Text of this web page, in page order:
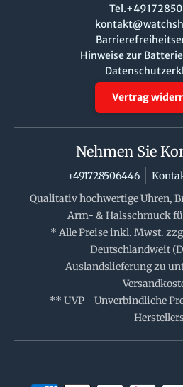
Hinweise zur
Vertrag
Nehmen Sie
+491728506446
Qualitativ hochwertige Uhren,
Arm- & Halsschmuck
* Alle Preise inkl. Mwst.
Deutschlandweit
Auslandslieferung zu
** UVP - Unverbindliche